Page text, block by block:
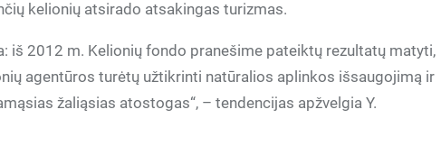
kelionių atsirado atsakingas turizmas.
iš 2012 m. Kelionių fondo pranešime pateiktų rezultatų matyti,
agentūros turėtų užtikrinti natūralios aplinkos išsaugojimą ir
žaliąsias atostogas“, – tendencijas apžvelgia Y.